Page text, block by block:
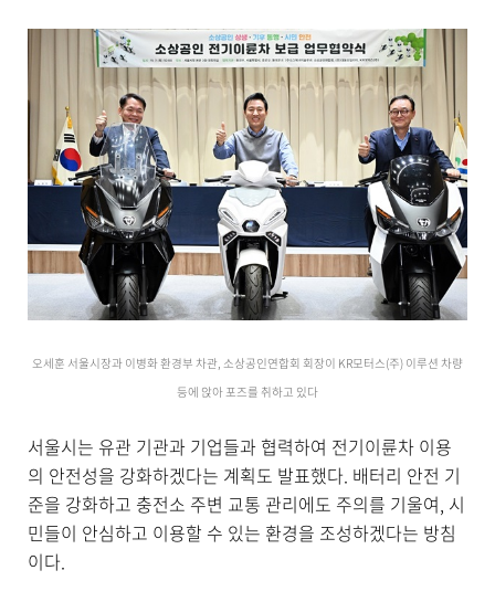
오세훈 서울시장과 이병화 환경부 차관, 소상공인연합회 회장이 KR모터스(주) 이루션 차량
등에 앉아 포즈를 취하고 있다
서울시는 유관 기관과 기업들과 협력하여 전기이륜차 이용
의 안전성을 강화하겠다는 계획도 발표했다. 배터리 안전 기
준을 강화하고 충전소 주변 교통 관리에도 주의를 기울여, 시
민들이 안심하고 이용할 수 있는 환경을 조성하겠다는 방침
이다.